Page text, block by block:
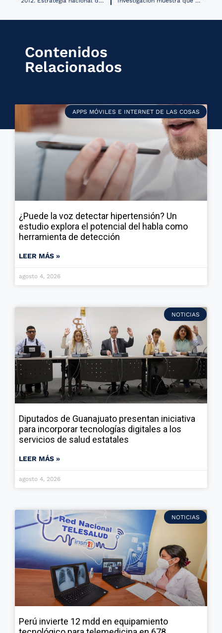
Contenidos
Relacionados
APPS MÓVILES E INTERNET DE LAS COSAS
¿Puede la voz detectar hipertensión? Un
estudio explora el potencial del habla como
herramienta de detección
LEER MÁS »
agosto 4, 2026
NOTICIAS
Diputados de Guanajuato presentan iniciativa
para incorporar tecnologías digitales a los
servicios de salud estatales
LEER MÁS »
agosto 4, 2026
NOTICIAS
Perú invierte 12 mdd en equipamiento